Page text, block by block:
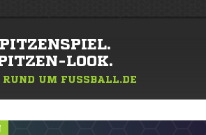
LOOK.
RUND UM FUSSBALL.DE